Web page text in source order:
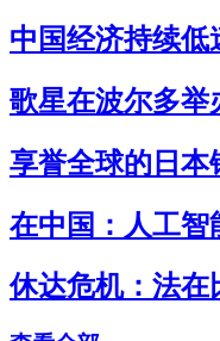
中国经济持续低
歌星在波尔多举
享誉全球的日本
在中国：人工智
休达危机：法在